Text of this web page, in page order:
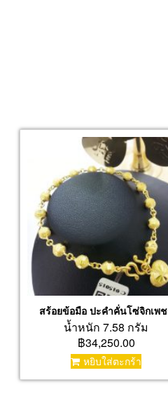
สร้อยข้อมือ ปะคำคั่นโซ่จิกเพ
น้ำหนัก 7.58 กรัม
฿34,250.00
หยิบใส่ตะกร้า